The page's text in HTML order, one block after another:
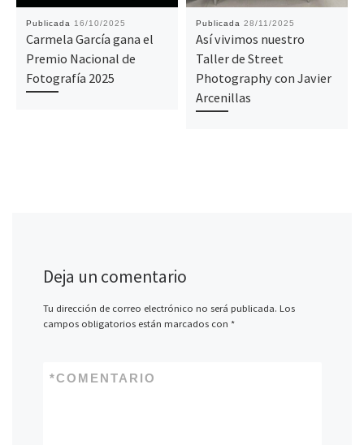
Publicada 16/10/2025
Carmela García gana el
Premio Nacional de
Fotografía 2025
Publicada 28/11/2025
Así vivimos nuestro
Taller de Street
Photography con Javier
Arcenillas
Deja un comentario
Tu dirección de correo electrónico no será publicada. Los
campos obligatorios están marcados con *
COMENTARIO
*